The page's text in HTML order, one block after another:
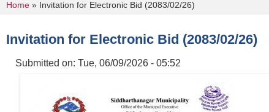
You are here
Home » Invitation for Electronic Bid (2083/02/26)
Invitation for Electronic Bid (2083/02/26)
Submitted on: Tue, 06/09/2026 - 05:52